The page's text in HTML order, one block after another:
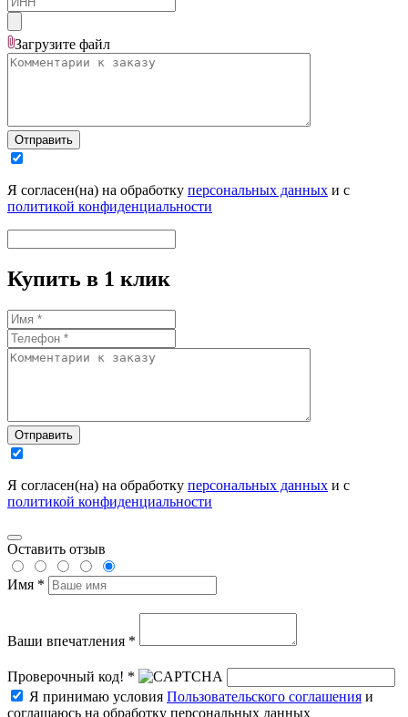
Загрузите файл
Отправить
Я согласен(на) на обработку персональных данных и с
политикой конфиденциальности
Купить в 1 клик
Отправить
Я согласен(на) на обработку персональных данных и с
политикой конфиденциальности
Оставить отзыв
Имя *
Ваши впечатления *
Проверочный код! *
Я принимаю условия Пользовательского соглашения и
соглашаюсь на обработку персональных данных